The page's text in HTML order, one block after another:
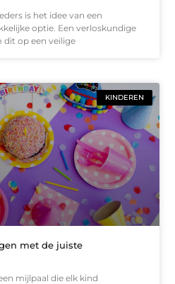
is het idee van een
optie. Een verloskundige
dit op een veilige
KINDEREN
met de juiste
mijlpaal die elk kind